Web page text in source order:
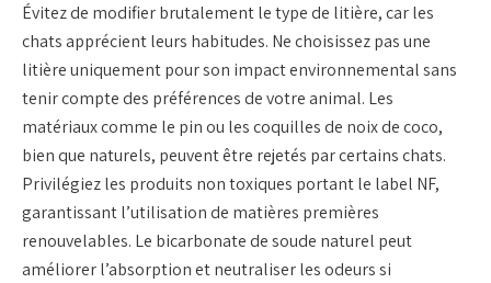
Évitez de modifier brutalement le type de litière, car les
chats apprécient leurs habitudes. Ne choisissez pas une
litière uniquement pour son impact environnemental sans
tenir compte des préférences de votre animal. Les
matériaux comme le pin ou les coquilles de noix de coco,
bien que naturels, peuvent être rejetés par certains chats.
Privilégiez les produits non toxiques portant le label NF,
garantissant l’utilisation de matières premières
renouvelables. Le bicarbonate de soude naturel peut
améliorer l’absorption et neutraliser les odeurs si